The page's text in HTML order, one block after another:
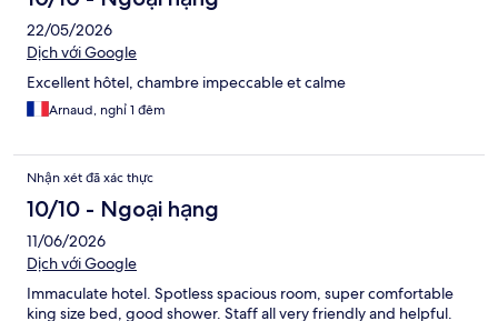
22/05/2026
Dịch với Google
Excellent hôtel, chambre impeccable et calme
Arnaud, nghỉ 1 đêm
Nhận xét đã xác thực
10/10 - Ngoại hạng
11/06/2026
Dịch với Google
Immaculate hotel. Spotless spacious room, super comfortable
king size bed, good shower. Staff all very friendly and helpful.